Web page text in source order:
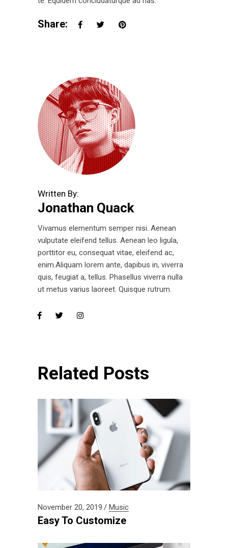
Share:
Written By:
Jonathan Quack
Vivamus elementum semper nisi. Aenean
vulputate eleifend tellus. Aenean leo ligula,
porttitor eu, consequat vitae, eleifend ac,
enim.Aliquam lorem ante, dapibus in, viverra
quis, feugiat a, tellus. Phasellus viverra nulla
ut metus varius laoreet. Quisque rutrum.
Related Posts
November 20, 2019 Music
Easy To Customize